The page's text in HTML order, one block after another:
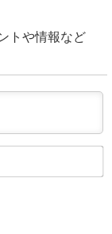
トや情報など